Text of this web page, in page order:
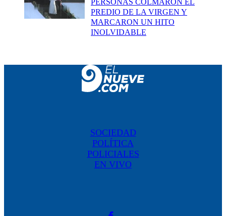
PERSONAS COLMARON EL
PREDIO DE LA VIRGEN Y
MARCARON UN HITO
INOLVIDABLE
SOCIEDAD
POLÍTICA
POLICIALES
EN VIVO